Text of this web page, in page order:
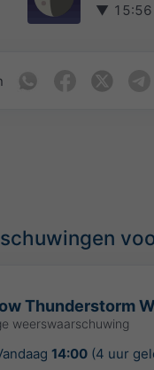
▼ 15:56
Thunderstorm
weerswaarschuwing
14:00(4 uur